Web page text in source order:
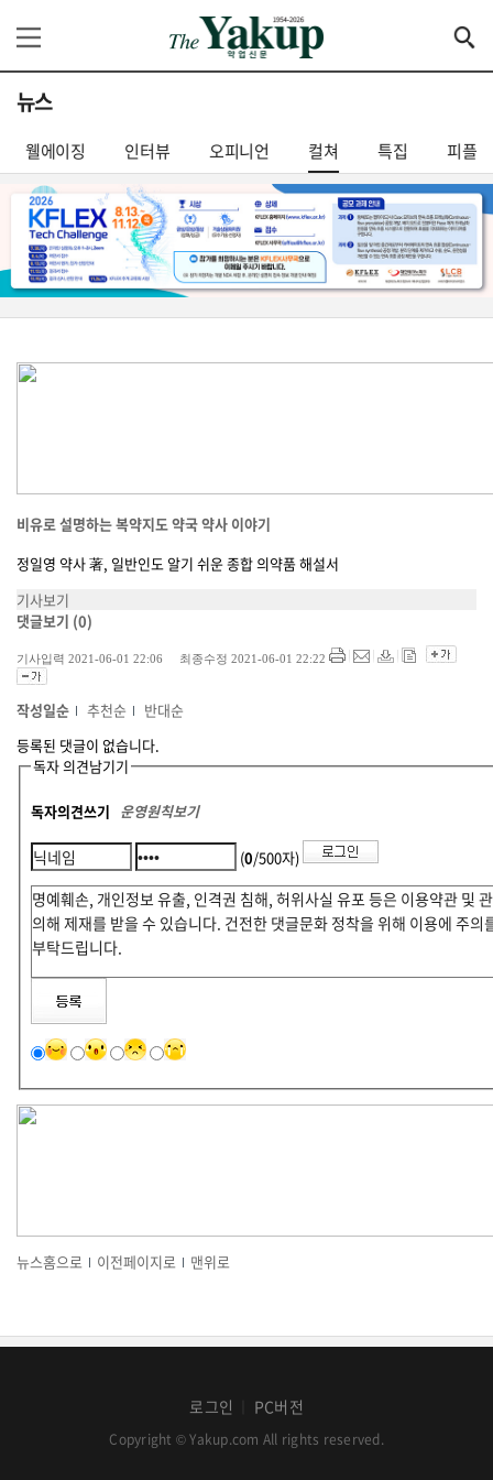
뉴스
웰에이징 인터뷰 오피니언 컬쳐 특집 피플
비유로 설명하는 복약지도 약국 약사 이야기
정일영 약사 著, 일반인도 알기 쉬운 종합 의약품 해설서
기사보기
댓글보기 (0)
기사입력 2021-06-01 22:06 최종수정 2021-06-01 22:22
작성일순 추천순
반대순
등록된 댓글이 없습니다.
독자 의견남기기
독자의견쓰기 운영원칙보기
(0/500자)
뉴스홈으로 이전페이지로 맨위로
로그인 PC버전
Copyright © Yakup.com All rights reserved.